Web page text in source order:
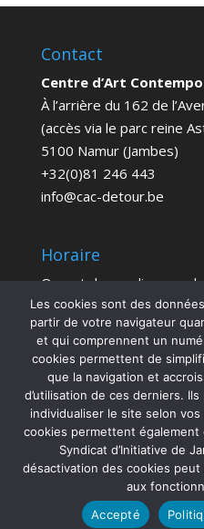
Contact
Centre d’Art
À l’arrière du 162 de
(accès via le parc reine
5100 Namur (Jambes)
+32(0)81 246 443
info@cac-detour.be
Horaire
Ouvert du mardi au
le samedi de 14h à 18h
Entrée Gratuite
Copyright Centre d'Art
- Conception |
Les cookies sont des
partir de votre navigateur
et qui comprennent un
cookies permettent de
que la navigation et
d’utilisation de ces derniers.
individualiser le site selon
cookies permettent également
Syndicat d’Initiative de
désactivation des cookies
aux
Accepté